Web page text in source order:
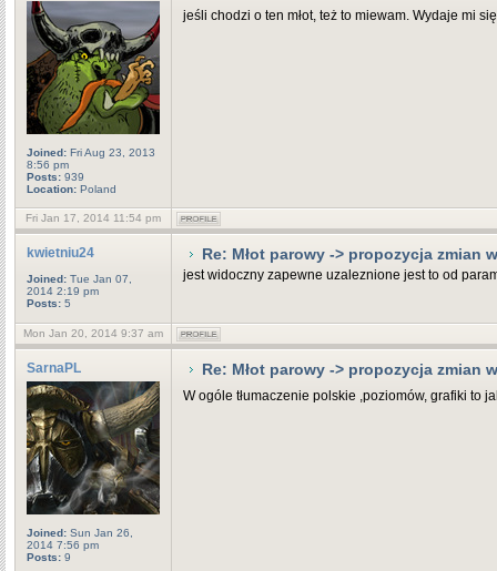
Joined: Fri Aug 23, 2013
8:56 pm
Posts: 939
Location: Poland
jeśli chodzi o ten młot, też to miewam. Wydaje mi
Fri Jan 17, 2014 11:54 pm
kwietniu24
Joined: Tue Jan 07,
2014 2:19 pm
Posts: 5
Re: Młot parowy -> propozycja zmian
jest widoczny zapewne uzaleznione jest to od
Mon Jan 20, 2014 9:37 am
SarnaPL
Joined: Sun Jan 26,
2014 7:56 pm
Posts: 9
Re: Młot parowy -> propozycja zmian
W ogóle tłumaczenie polskie ,poziomów, grafiki to